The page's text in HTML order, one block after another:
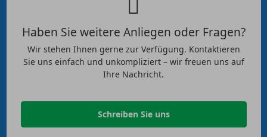
Haben Sie weitere Anliegen oder Fragen?
Wir stehen Ihnen gerne zur Verfügung. Kontaktieren
Sie uns einfach und unkompliziert – wir freuen uns auf
Ihre Nachricht.
Schreiben Sie uns